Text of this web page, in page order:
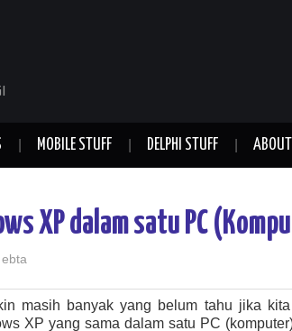
MOBILE STUFF DELPHI STUFF
XP dalam satu PC
ebta
masih banyak yang belum tahu jika
XP yang sama dalam satu PC